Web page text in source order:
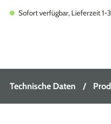
Sofort verfügbar, Lieferzeit 1-3
Technische Daten